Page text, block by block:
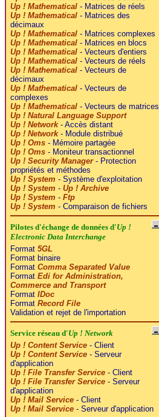
Up ! Mathematical- Matrices de réels
Up ! Mathematical- Matrices des
décimaux
Up ! Mathematical- Matrices complexes
Up ! Mathematical- Matrices en blocs
Up ! Mathematical- Vecteurs d'entiers
Up ! Mathematical- Vecteurs de réels
Up ! Mathematical- Vecteurs de
décimaux
Up ! Mathematical- Vecteurs de
complexes
Up ! Mathematical- Vecteurs de matrices
Up ! Natural Language Support
Up ! Network- Accès distant
Up ! Network- Module distribué
Up ! Oms- Mémoire partagée
Up ! Oms- Moniteur transactionnel
Up ! Security Manager- Protection
propriétés et méthodes
Up ! System - Système d'exploitation
Up ! System - Up ! Archive
Up ! System - Ftp
Up ! System - Comparaison de fichiers
Pilotes d'échange de données d'Up !
Electronic Data Interchange
Format 5GL
Format binaire
Format Comma Separated Value
Format Edi for Administration,
Commerce and Transport
Format IDoc
Format Record File
Validation et rejet de l'importation
Service réseau d'Up ! Network
Up ! Content Service- Client
Up ! Content Service- Serveur
d'application
Up ! File Transfer Service- Client
Up ! File Transfer Service- Serveur
d'application
Up ! Mail Service- Client
Up ! Mail Service- Serveur d'application